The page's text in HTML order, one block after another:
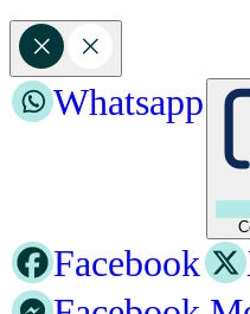
Whatsapp
Facebook